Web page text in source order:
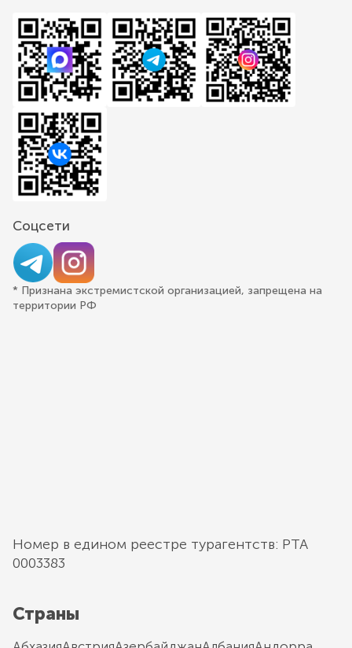
Соцсети
* Признана экстремистской организацией, запрещена на
территории РФ
Номер в едином реестре турагентств: РТА
0003383
Страны